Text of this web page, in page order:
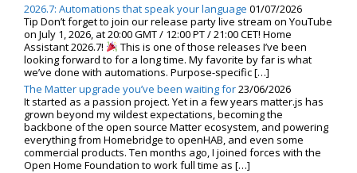
2026.7: Automations that speak your language 01/07/2026
Tip Don’t forget to join our release party live stream on YouTube
on July 1, 2026, at 20:00 GMT / 12:00 PT / 21:00 CET! Home
Assistant 2026.7!
This is one of those releases I’ve been
looking forward to for a long time. My favorite by far is what
we’ve done with automations. Purpose-specific […]
The Matter upgrade you’ve been waiting for23/06/2026
It started as a passion project. Yet in a few years matter.js has
grown beyond my wildest expectations, becoming the
backbone of the open source Matter ecosystem, and powering
everything from Homebridge to openHAB, and even some
commercial products. Ten months ago, I joined forces with the
Open Home Foundation to work full time as […]